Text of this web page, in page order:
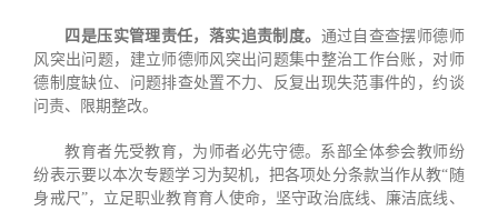
四是压实管理责任，落实追责制度。 通过自查查摆师德师
风突出问题，建立师德师风突出问题集中整治工作台账，对师
德制度缺位、问题排查处置不力、反复出现失范事件的，约谈
问责、限期整改。
教育者先受教育，为师者必先守德。系部全体参会教师纷
纷表示要以本次专题学习为契机，把各项处分条款当作从教“随
身戒尺”，立足职业教育育人使命，坚守政治底线、廉洁底线、